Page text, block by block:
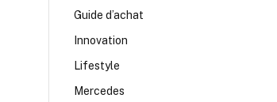
Guide d’achat
Innovation
Lifestyle
Mercedes